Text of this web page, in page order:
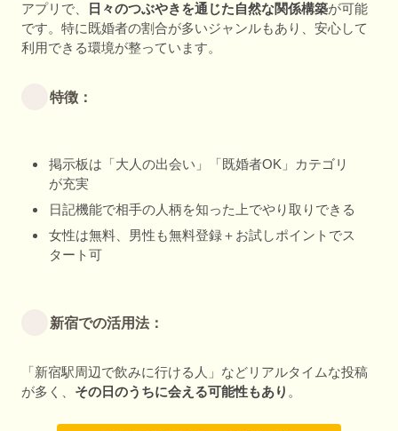
アプリで、
日々のつぶやきを通じた自然な関係構築が可能
です。特に既婚者の割合が多いジャンルもあり、安心して
利用できる環境が整っています。
特徴：
掲示板は「大人の出会い」「既婚者OK」カテゴリ
が充実
日記機能で相手の人柄を知った上でやり取りできる
女性は無料、男性も無料登録＋お試しポイントでス
タート可
新宿での活用法：
「新宿駅周辺で飲みに行ける人」などリアルタイムな投稿
が多く、 その日のうちに会える可能性もあり 。